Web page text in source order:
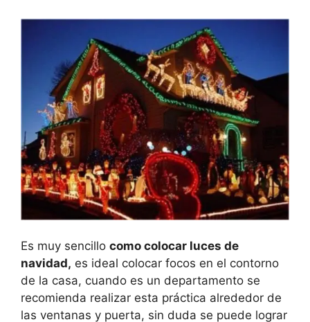
Es muy sencillo como colocar luces de
navidad, es ideal colocar focos en el contorno
de la casa, cuando es un departamento se
recomienda realizar esta práctica alrededor de
las ventanas y puerta, sin duda se puede lograr